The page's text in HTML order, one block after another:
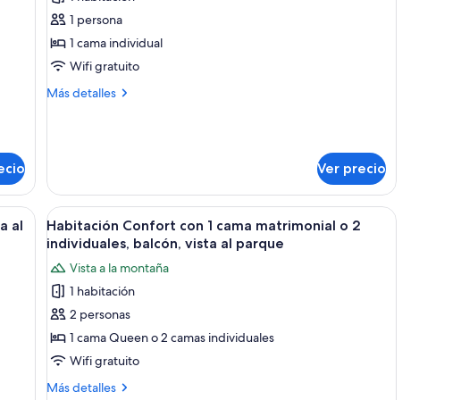
Single
Room,
Balcony
View
1 persona
1 cama individual
Wifi gratuito
Más detalles
Más
Sea
View
Ver precio
una cama, un cuadro en la pared y un balcón con mesa y sillas.
al
Abrir
todas
fotos
de
Habitación
Confort
con
1
Habitación de hotel con cama, mesita de
2
Habitación Confort con 1 cama matrimonial o 2
individuales, balcón, vista al parque
Vista a la montaña
1 habitación
2 personas
1 cama Queen o 2 camas individuales
Wifi gratuito
Más detalles
Más